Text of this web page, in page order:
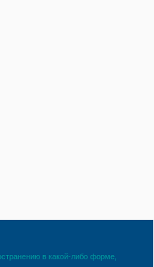
в какой-либо форме,